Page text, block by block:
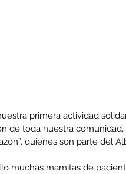
primera actividad
de toda nuestra
quienes son parte del
muchas mamitas de